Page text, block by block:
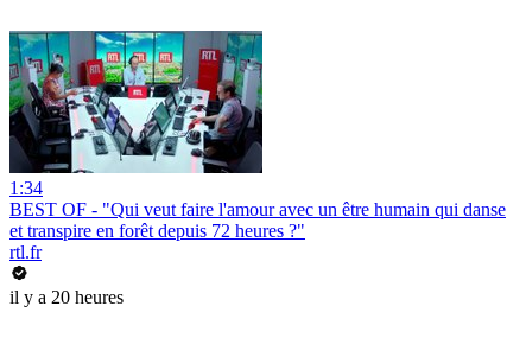
1:34
BEST OF - "Qui veut faire l'amour avec un être humain qui danse
et transpire en forêt depuis 72 heures ?"
rtl.fr
il y a 20 heures